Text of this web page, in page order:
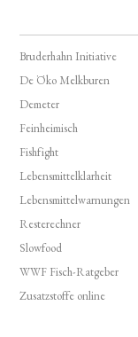
Bruderhahn Initiative
De Öko Melkburen
Demeter
Feinheimisch
Fishfight
Lebensmittelklarheit
Lebensmittelwarnungen
Resterechner
Slowfood
WWF Fisch-Ratgeber
Zusatzstoffe online